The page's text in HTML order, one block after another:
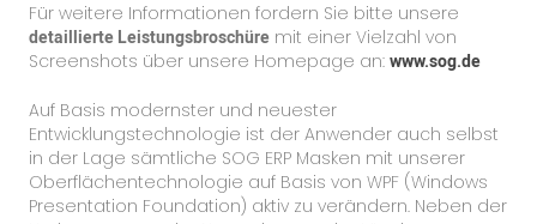
Für weitere Informationen fordern Sie bitte unsere
detaillierte Leistungsbroschüre mit einer Vielzahl von
Screenshots über unsere Homepage an:www.sog.de
Auf Basis modernster und neuester
Entwicklungstechnologie ist der Anwender auch selbst
in der Lage sämtliche SOG ERP Masken mit unserer
Oberflächentechnologie auf Basis von WPF (Windows
Presentation Foundation) aktiv zu verändern. Neben der